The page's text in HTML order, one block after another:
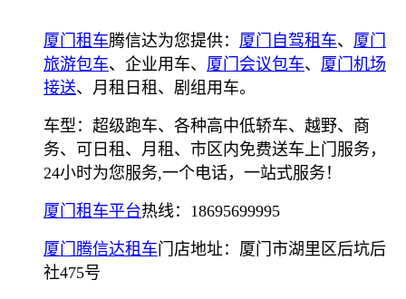
厦门租车腾信达为您提供： 厦门自驾租车、 厦门
旅游包车、企业用车、 厦门会议包车、 厦门机场
接送、月租日租、剧组用车。
车型：超级跑车、各种高中低轿车、越野、商
务、可日租、月租、市区内免费送车上门服务，
24小时为您服务,一个电话，一站式服务！
厦门租车平台热线：18695699995
厦门腾信达租车门店地址：厦门市湖里区后坑后
社475号